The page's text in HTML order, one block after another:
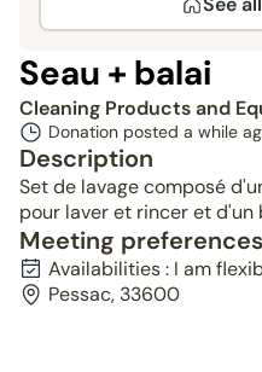
Seau + balai
Cleaning Products and
Donation posted a while
Description
Set de lavage composé
pour laver et rincer et d'un
Meeting preferences
Availabilities : I am
Pessac, 33600